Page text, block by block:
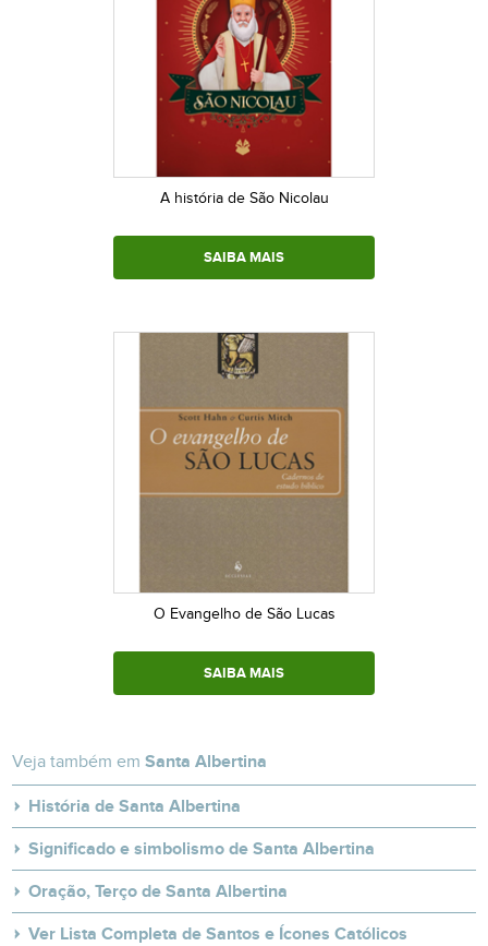
A história de São Nicolau
SAIBA MAIS
O Evangelho de São Lucas
SAIBA MAIS
Veja também emSanta Albertina
História de Santa Albertina
Significado e simbolismo de Santa Albertina
Oração, Terço de Santa Albertina
Ver Lista Completa de Santos e Ícones Católicos